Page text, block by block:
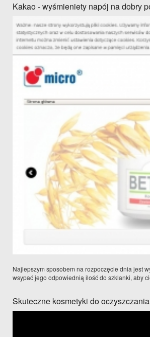
Kakao - wyśmieniety napój na dobry
Najlepszym sposobem na rozpoczęcie dnia jest
wsypać jego odpowiednią ilość do szklanki, aby
Skuteczne kosmetyki do